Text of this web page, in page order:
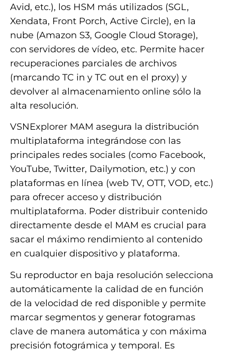
Avid, etc.), los HSM más utilizados (SGL,
Xendata, Front Porch, Active Circle), en la
nube (Amazon S3, Google Cloud Storage),
con servidores de vídeo, etc. Permite hacer
recuperaciones parciales de archivos
(marcando TC in y TC out en el proxy) y
devolver al almacenamiento online sólo la
alta resolución.
VSNExplorer MAM asegura la distribución
multiplataforma integrándose con las
principales redes sociales (como Facebook,
YouTube, Twitter, Dailymotion, etc.) y con
plataformas en línea (web TV, OTT, VOD, etc.)
para ofrecer acceso y distribución
multiplataforma. Poder distribuir contenido
directamente desde el MAM es crucial para
sacar el máximo rendimiento al contenido
en cualquier dispositivo y plataforma.
Su reproductor en baja resolución selecciona
automáticamente la calidad de en función
de la velocidad de red disponible y permite
marcar segmentos y generar fotogramas
clave de manera automática y con máxima
precisión fotográmica y temporal. Es